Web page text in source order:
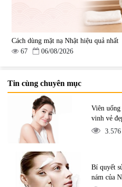
Cách dùng mặt nạ Nhật hiệu quả nhất
67
06/08/2026
Tin cùng chuyên mục
Viên
vinh vẻ
3.576
Bí quyết
nám của